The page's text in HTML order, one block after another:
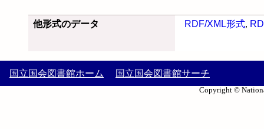
他形式のデータ RDF/XML形式,
国立国会図書館ホーム 国立国会図書館サーチ
Copyright ©